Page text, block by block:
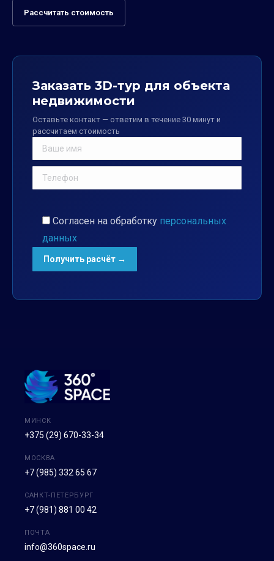
Рассчитать стоимость
Заказать 3D-тур для объекта
недвижимости
Оставьте контакт — ответим в течение 30 минут и
рассчитаем стоимость
Согласен на обработку персональных
данных
МИНСК
+375 (29) 670-33-34
МОСКВА
+7 (985) 332 65 67
САНКТ-ПЕТЕРБУРГ
+7 (981) 881 00 42
ПОЧТА
info@360space.ru